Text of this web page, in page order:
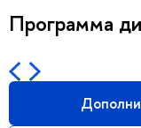
Программа